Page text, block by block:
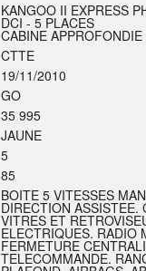
KANGOO II EXPRESS
DCI - 5 PLACES
CABINE APPROFONDIE
CTTE
19/11/2010
GO
35 995
JAUNE
5
85
BOITE 5 VITESSES
DIRECTION ASSISTEE.
VITRES ET
ELECTRIQUES. RADIO
FERMETURE
TELECOMMANDE.